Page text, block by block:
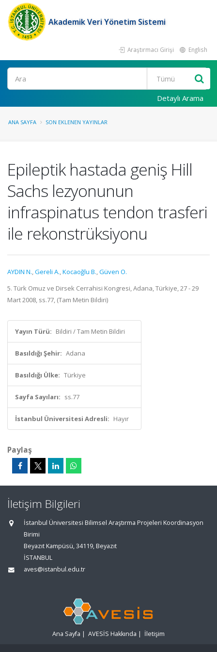
Akademik Veri Yönetim Sistemi
Araştırmacı Girişi English
Ara
Detaylı Arama
ANA SAYFA SON EKLENEN YAYINLAR
Epileptik hastada geniş Hill
Sachs lezyonunun
infraspinatus tendon trasferi
ile rekonstrüksiyonu
AYDIN N.,Gereli A.,Kocaoğlu B.,Güven O.
5. Türk Omuz ve Dirsek Cerrahisi Kongresi, Adana, Türkiye, 27 - 29
Mart 2008, ss.77, (Tam Metin Bildiri)
Yayın Türü: Bildiri / Tam Metin Bildiri
Basıldığı Şehir: Adana
Basıldığı Ülke: Türkiye
Sayfa Sayıları: ss.77
İstanbul Üniversitesi Adresli: Hayır
Paylaş
İletişim Bilgileri
İstanbul Üniversitesi Bilimsel Araştırma Projeleri Koordinasyon
Birimi
Beyazıt Kampüsü, 34119, Beyazıt
İSTANBUL
aves@istanbul.edu.tr
Ana Sayfa | AVESİS Hakkında | İletişim